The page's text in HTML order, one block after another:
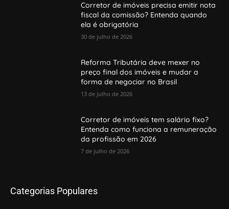
Corretor de imóveis precisa emitir nota
fiscal da comissão? Entenda quando
ela é obrigatória
30 de julho de 2026
Reforma Tributária deve mexer no
preço final dos imóveis e mudar a
forma de negociar no Brasil
13 de julho de 2026
Corretor de imóveis tem salário fixo?
Entenda como funciona a remuneração
da profissão em 2026
7 de julho de 2026
Categorias Populares